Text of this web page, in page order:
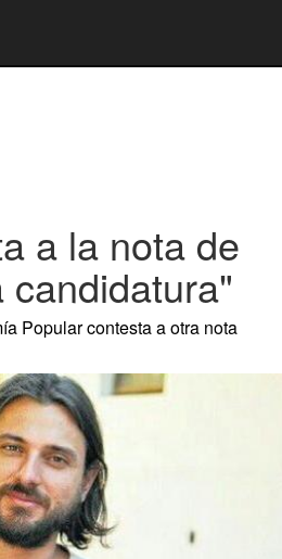
a la nota de
Popular contesta a otra nota